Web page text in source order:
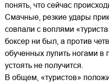
понять, что сейчас
Смачные, резкие удары
совпали с воплями
боксер ни был, а против
обученных лупить ногами в
устоять не получится.
В общем, «туристов»